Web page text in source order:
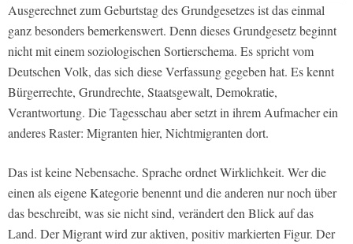
Ausgerechnet zum Geburtstag des Grundgesetzes ist das einmal
ganz besonders bemerkenswert. Denn dieses Grundgesetz beginnt
nicht mit einem soziologischen Sortierschema. Es spricht vom
Deutschen Volk, das sich diese Verfassung gegeben hat. Es kennt
Bürgerrechte, Grundrechte, Staatsgewalt, Demokratie,
Verantwortung. Die Tagesschau aber setzt in ihrem Aufmacher ein
anderes Raster: Migranten hier, Nichtmigranten dort.
Das ist keine Nebensache. Sprache ordnet Wirklichkeit. Wer die
einen als eigene Kategorie benennt und die anderen nur noch über
das beschreibt, was sie nicht sind, verändert den Blick auf das
Land. Der Migrant wird zur aktiven, positiv markierten Figur. Der